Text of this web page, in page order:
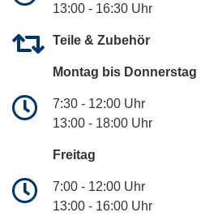
13:00 - 16:30 Uhr
Teile & Zubehör
Montag bis Donnerstag
7:30 - 12:00 Uhr
13:00 - 18:00 Uhr
Freitag
7:00 - 12:00 Uhr
13:00 - 16:00 Uhr